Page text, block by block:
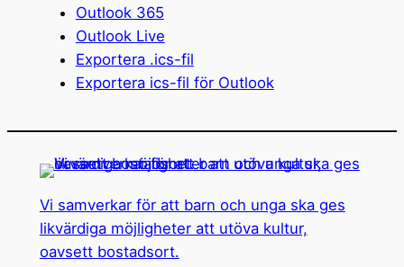
Outlook 365
Outlook Live
Exportera .ics-fil
Exportera ics-fil för Outlook
Vi samverkar för att barn och unga ska ges
likvärdiga möjligheter att utöva kultur,
oavsett bostadsort.